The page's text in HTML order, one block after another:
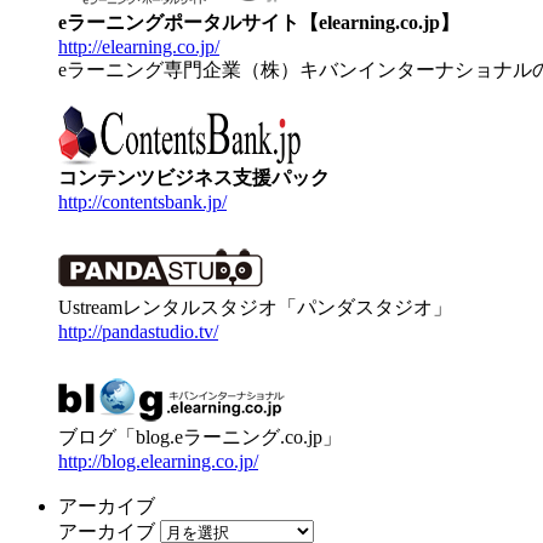
eラーニングポータルサイト【elearning.co.jp】
http://elearning.co.jp/
eラーニング専門企業（株）キバンインターナショナル
コンテンツビジネス支援パック
http://contentsbank.jp/
Ustreamレンタルスタジオ「パンダスタジオ」
http://pandastudio.tv/
ブログ「blog.eラーニング.co.jp」
http://blog.elearning.co.jp/
アーカイブ
アーカイブ